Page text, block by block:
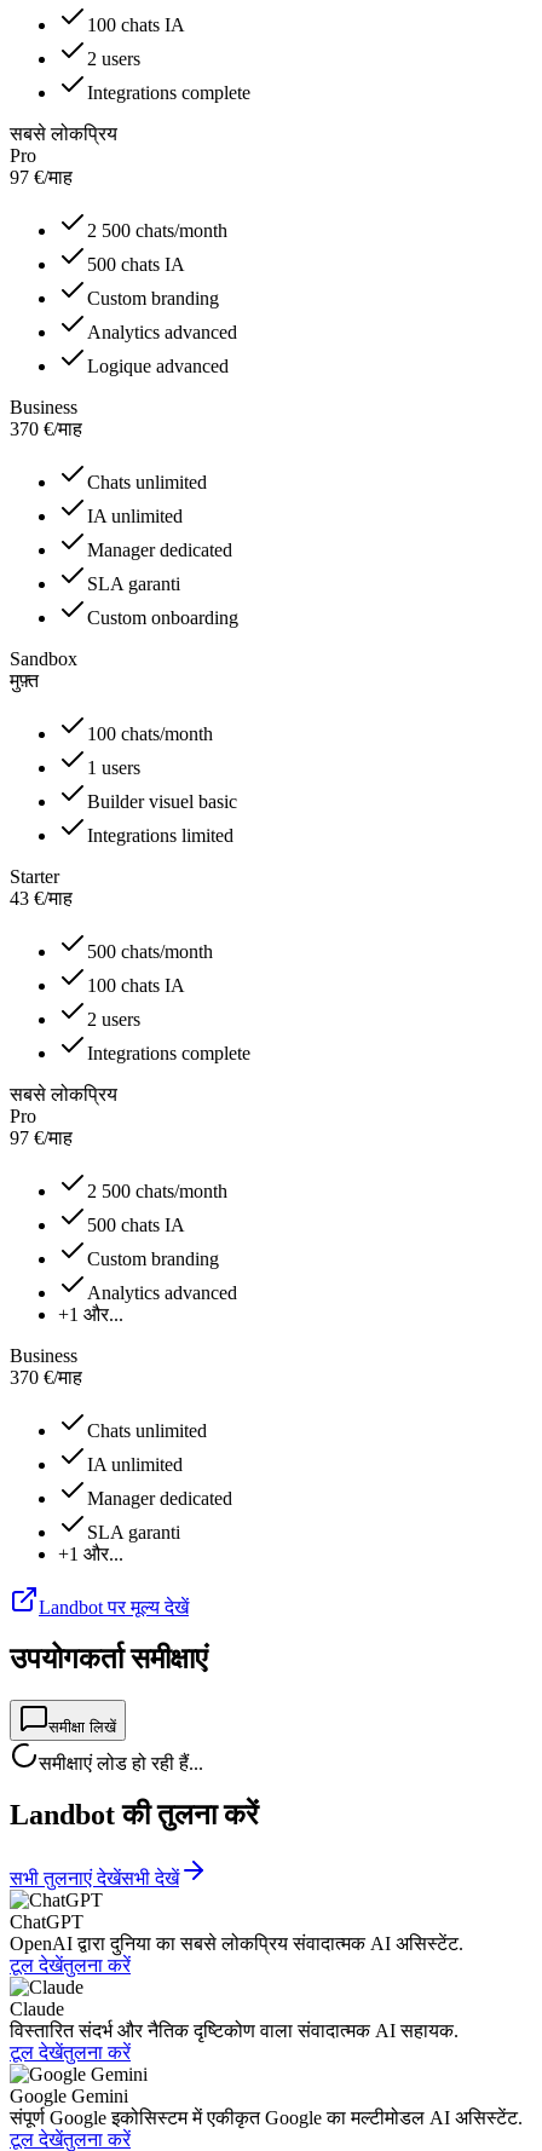
100 chats IA
2 users
Integrations complete
सबसे लोकप्रिय
Pro
97 €/माह
2 500 chats/month
500 chats IA
Custom branding
Analytics advanced
Logique advanced
Business
370 €/माह
Chats unlimited
IA unlimited
Manager dedicated
SLA garanti
Custom onboarding
Sandbox
मुफ़्त
100 chats/month
1 users
Builder visuel basic
Integrations limited
Starter
43 €/माह
500 chats/month
100 chats IA
2 users
Integrations complete
सबसे लोकप्रिय
Pro
97 €/माह
2 500 chats/month
500 chats IA
Custom branding
Analytics advanced
+1 और...
Business
370 €/माह
Chats unlimited
IA unlimited
Manager dedicated
SLA garanti
+1 और...
Landbot पर मूल्य देखें
उपयोगकर्ता समीक्षाएं
समीक्षा लिखें
समीक्षाएं लोड हो रही हैं...
Landbot की तुलना करें
सभी तुलनाएं देखेंसभी देखें
ChatGPT
OpenAI द्वारा दुनिया का सबसे लोकप्रिय संवादात्मक AI असिस्टेंट.
टूल देखेंतुलना करें
Claude
विस्तारित संदर्भ और नैतिक दृष्टिकोण वाला संवादात्मक AI सहायक.
टूल देखेंतुलना करें
Google Gemini
संपूर्ण Google इकोसिस्टम में एकीकृत Google का मल्टीमोडल AI असिस्टेंट.
टूल देखेंतुलना करें